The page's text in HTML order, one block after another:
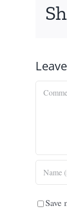
Comment
Save